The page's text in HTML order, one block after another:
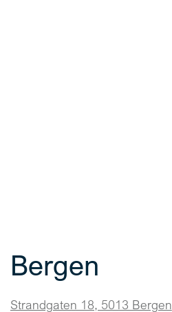
Bergen
Strandgaten 18, 5013 Bergen